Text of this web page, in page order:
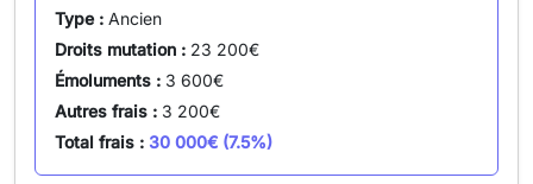
Type : Ancien
Droits mutation : 23 200€
Émoluments : 3 600€
Autres frais : 3 200€
Total frais : 30 000€ (7.5%)